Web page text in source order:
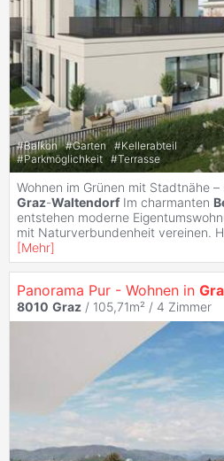
#Balkon #Garten #Kellerabteil
#Parkmöglichkeit #Terrasse
Wohnen im Grünen mit Stadtnähe –
Graz-Waltendorf Im charmanten
entstehen moderne
mit Naturverbundenheit vereinen.
[Mehr]
Panorama Pur - Wohnen in
8010 Graz / 105,71m² / 4 Zimmer